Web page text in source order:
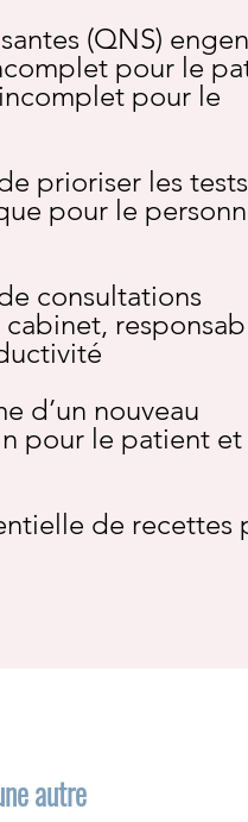
(QNS)
pour le
pour le
prioriser les
pour le
consultations
d’un nouveau
pour le patient et
de recettes
autre